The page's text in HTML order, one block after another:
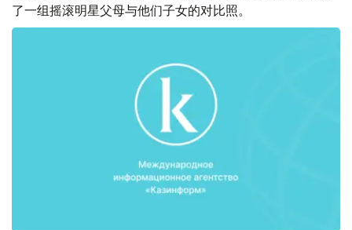
了一组摇滚明星父母与他们子女的对比照。